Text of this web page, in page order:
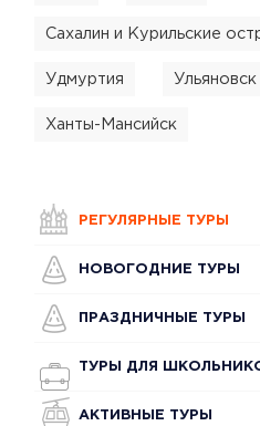
Сахалин и Курильские
Удмуртия Ульяновск
Ханты-Мансийск
РЕГУЛЯРНЫЕ ТУРЫ
НОВОГОДНИЕ ТУРЫ
ПРАЗДНИЧНЫЕ ТУРЫ
ТУРЫ ДЛЯ
АКТИВНЫЕ ТУРЫ